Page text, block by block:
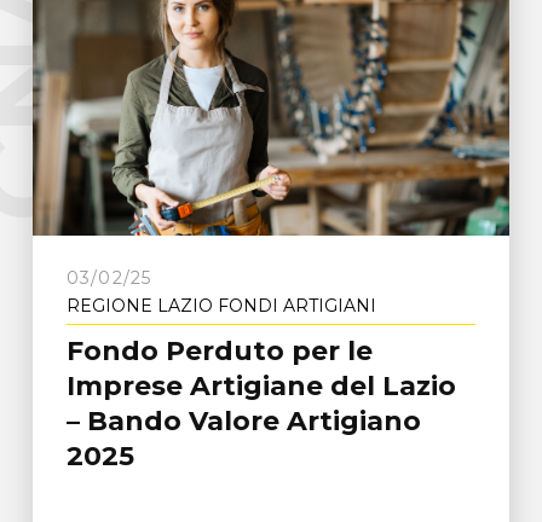
03/02/25
REGIONE LAZIO FONDI ARTIGIANI
Fondo Perduto per le
Imprese Artigiane del Lazio
– Bando Valore Artigiano
2025